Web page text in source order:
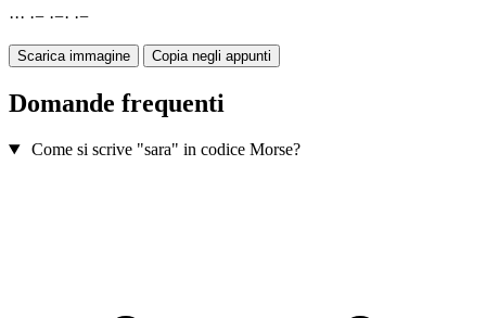
··· ·− ·−· ·−
Scarica immagine Copia negli appunti
Domande frequenti
Come si scrive "sara" in codice Morse?